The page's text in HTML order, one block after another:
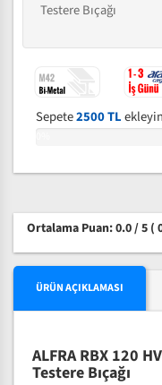
Testere Bıçağı
Sepete2500 TL
Ortalama Puan: 0.0 / 5 (
ÜRÜN AÇIKLAMASI
ALFRA RBX 120
Testere Bıçağı